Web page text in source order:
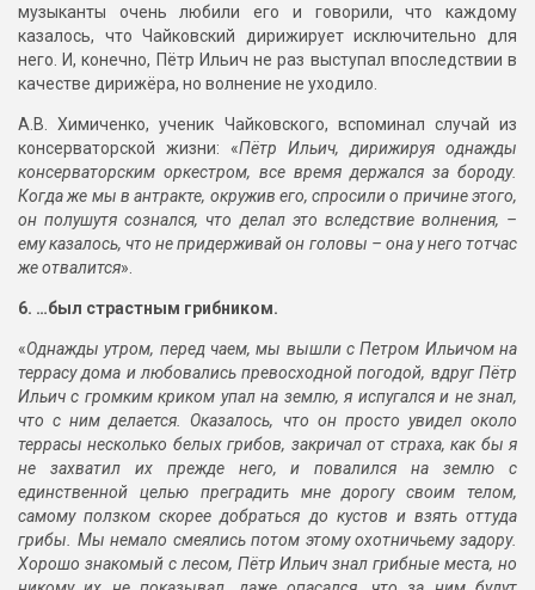
музыканты очень любили его и говорили, что каждому
казалось, что Чайковский дирижирует исключительно для
него. И, конечно, Пётр Ильич не раз выступал впоследствии в
качестве дирижёра, но волнение не уходило.
А.В. Химиченко, ученик Чайковского, вспоминал случай из
консерваторской жизни: «Пётр Ильич, дирижируя однажды
консерваторским оркестром, все время держался за бороду.
Когда же мы в антракте, окружив его, спросили о причине этого,
он полушутя сознался, что делал это вследствие волнения, –
ему казалось, что не придерживай он головы – она у него тотчас
же отвалится».
6. …был страстным грибником.
«Однажды утром, перед чаем, мы вышли с Петром Ильичом на
террасу дома и любовались превосходной погодой, вдруг Пётр
Ильич с громким криком упал на землю, я испугался и не знал,
что с ним делается. Оказалось, что он просто увидел около
террасы несколько белых грибов, закричал от страха, как бы я
не захватил их прежде него, и повалился на землю с
единственной целью преградить мне дорогу своим телом,
самому ползком скорее добраться до кустов и взять оттуда
грибы. Мы немало смеялись потом этому охотничьему задору.
Хорошо знакомый с лесом, Пётр Ильич знал грибные места, но